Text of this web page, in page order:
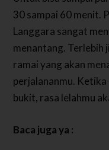
30 sampai 60 menit.
Langgara sangat
menantang. Terlebih
ramai yang akan
perjalananmu. Ketika
bukit, rasa lelahmu
Baca juga ya :